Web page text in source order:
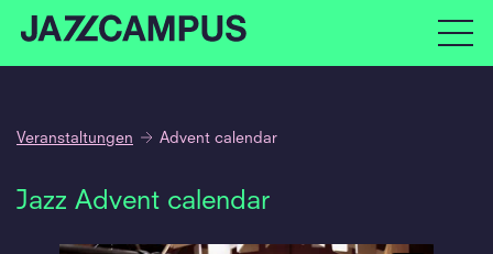
Veranstaltungen Advent calendar
Jazz Advent calendar